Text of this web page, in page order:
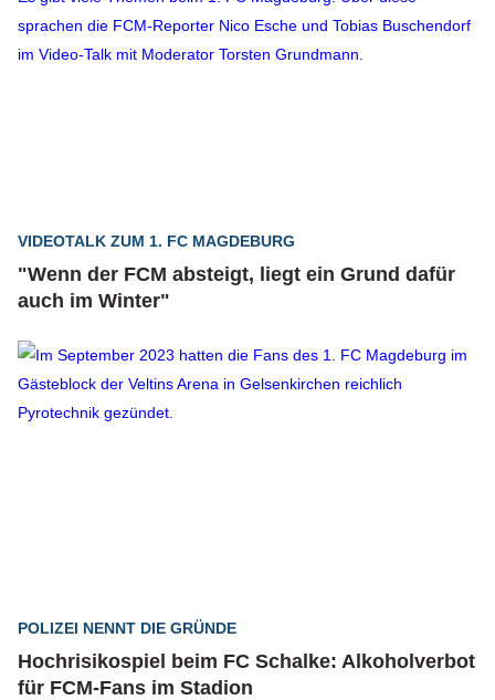
VIDEOTALK ZUM 1. FC MAGDEBURG
"Wenn der FCM absteigt, liegt ein Grund dafür
auch im Winter"
POLIZEI NENNT DIE GRÜNDE
Hochrisikospiel beim FC Schalke: Alkoholverbot
für FCM-Fans im Stadion